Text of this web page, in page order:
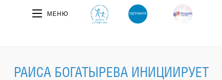
МЕНЮ
РАИСА БОГАТЫРЕВА ИНИЦИИРУЕТ